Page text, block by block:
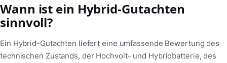
Wann ist ein Hybrid-Gutachten
sinnvoll?
Ein Hybrid-Gutachten liefert eine umfassende Bewertung des
technischen Zustands, der Hochvolt- und Hybridbatterie, des